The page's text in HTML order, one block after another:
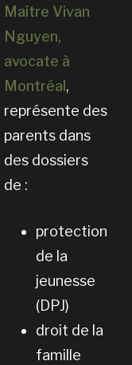
Maître Vivan
Nguyen,
avocate à
Montréal,
représente des
parents dans
des dossiers
de :
protection
de la
jeunesse
(DPJ)
droit de la
famille